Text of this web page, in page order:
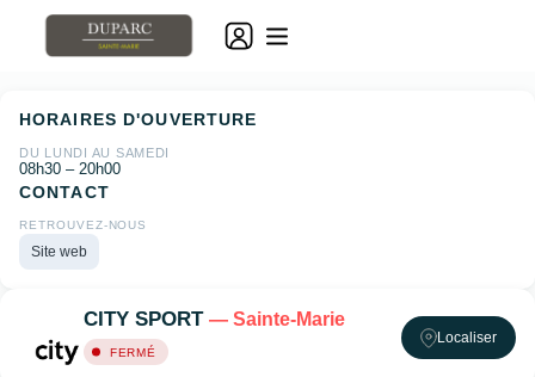
CITY SPORT — Sainte-Marie
FERMÉ
Localiser
HORAIRES D'OUVERTURE
DU LUNDI AU SAMEDI
08h30 – 20h00
CONTACT
RETROUVEZ-NOUS
Site web